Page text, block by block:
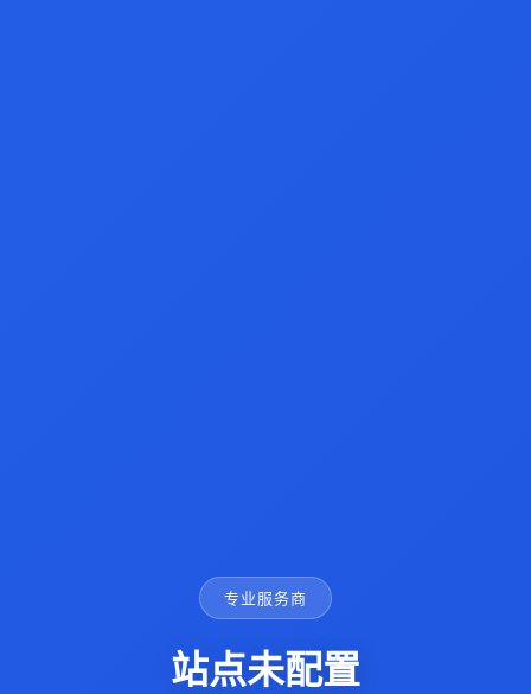
专业服务商
站点未配置